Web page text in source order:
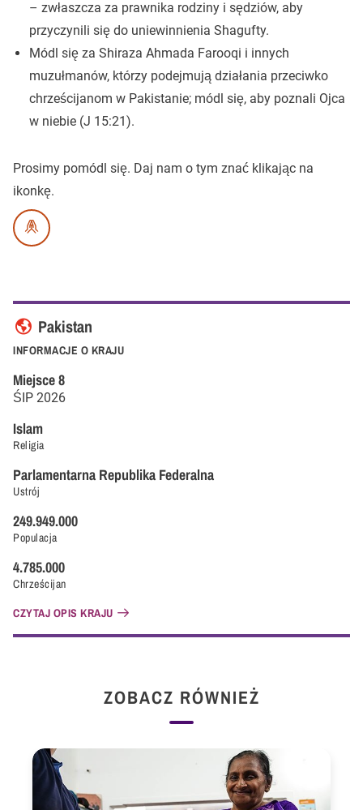
– zwłaszcza za prawnika rodziny i sędziów, aby
przyczynili się do uniewinnienia Shagufty.
Módl się za Shiraza Ahmada Farooqi i innych
muzułmanów, którzy podejmują działania przeciwko
chrześcijanom w Pakistanie; módl się, aby poznali Ojca
w niebie (J 15:21).
Prosimy pomódl się. Daj nam o tym znać klikając na
ikonkę.
INFORMACJE O KRAJU
Pakistan
Miejsce8
ŚIP 2026
Religia
Islam
Ustrój
Parlamentarna Republika Federalna
Populacja
249.949.000
Chrześcijan
4.785.000
CZYTAJ OPIS KRAJU
ZOBACZ RÓWNIEŻ